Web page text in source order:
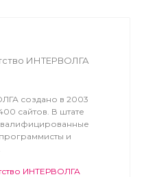
ИНТЕРВОЛГА
создано в 2003
сайтов. В штате
и
ИНТЕРВОЛГА